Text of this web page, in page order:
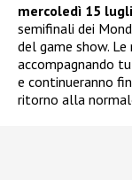
mercoledì 15
semifinali dei
del game show.
accompagnando
e continueranno
ritorno alla